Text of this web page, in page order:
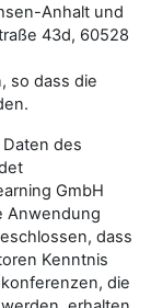
Anhalt und
43d, 60528
so dass die
des
GmbH
Anwendung
dass
Kenntnis
die